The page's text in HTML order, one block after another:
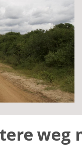
weg